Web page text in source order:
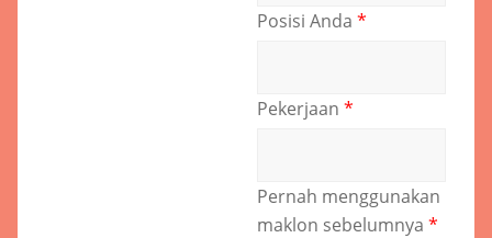
Posisi Anda *
Pekerjaan *
Pernah menggunakan
maklon sebelumnya *